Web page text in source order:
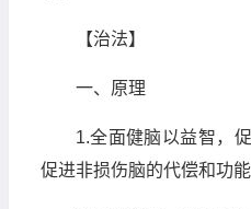
【治法】
一、原理
1.全面健脑以益智，
促进非损伤脑的代偿和功能